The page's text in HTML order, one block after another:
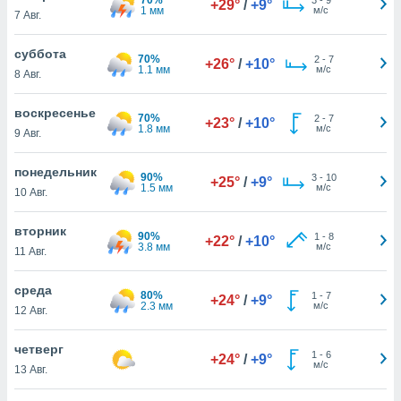
действия
рекламу
нашей
cookie
cookie
в
нашего
7 Авг.
1 мм
+29° / +9°
м/с
суббота
8 Авг.
70%
1.1 мм
+26° / +10° 2- 7
м/с
воскресенье
9 Авг.
70%
1.8 мм
+23° / +10° 2- 7
м/с
понедельник
10 Авг.
90%
1.5 мм
+25° / +9° 3- 10
м/с
вторник
11 Авг.
90%
3.8 мм
+22° / +10° 1 - 8
м/с
среда
12 Авг.
80%
2.3 мм
+24° / +9° 1 - 7
м/с
четверг
13 Авг.
+24° / +9° 1 - 6
м/с